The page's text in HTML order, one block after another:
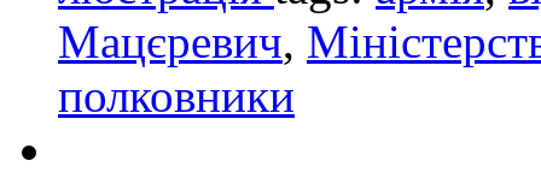
Мацєревич,
полковники